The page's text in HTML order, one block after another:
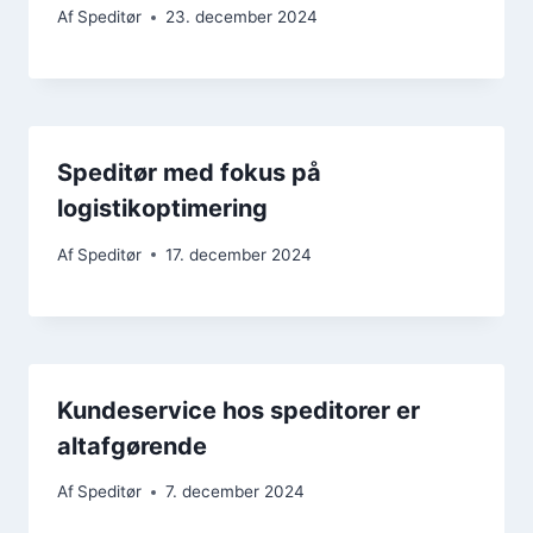
Af Speditør 23. december 2024
Speditør med fokus på
logistikoptimering
Af Speditør 17. december 2024
Kundeservice hos speditorer er
altafgørende
Af Speditør 7. december 2024